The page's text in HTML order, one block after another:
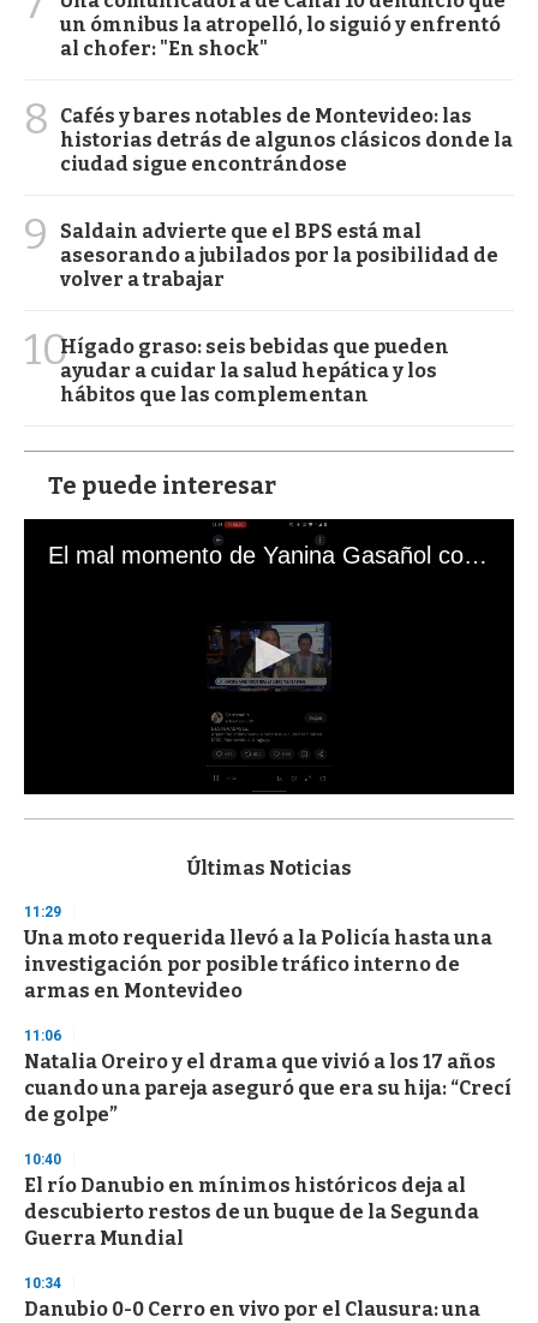
un ómnibus la atropelló, lo siguió y enfrentó
al chofer: "En shock"
8
Cafés y bares notables de Montevideo: las
historias detrás de algunos clásicos donde la
ciudad sigue encontrándose
9
Saldain advierte que el BPS está mal
asesorando a jubilados por la posibilidad de
volver a trabajar
10Hígado graso: seis bebidas que pueden
ayudar a cuidar la salud hepática y los
hábitos que las complementan
Te puede interesar
El mal momento de Yanina Gasañol con un hincha argentino en "Subrayado"
s
d
s
o
f
3
s
e
c
o
n
Últimas Noticias
11:29
Una moto requerida llevó a la Policía hasta una
investigación por posible tráfico interno de
armas en Montevideo
11:06
Natalia Oreiro y el drama que vivió a los 17 años
cuando una pareja aseguró que era su hija: “Crecí
de golpe”
10:40
El río Danubio en mínimos históricos deja al
descubierto restos de un buque de la Segunda
Guerra Mundial
10:34
Danubio 0-0 Cerro en vivo por el Clausura: una